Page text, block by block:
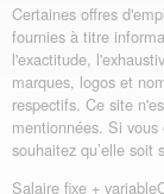
Certaines offres
fournies à titre
l'exactitude,
marques, logos et
respectifs. Ce site
mentionnées. Si vous
souhaitez qu’elle soit
Salaire fixe + variable